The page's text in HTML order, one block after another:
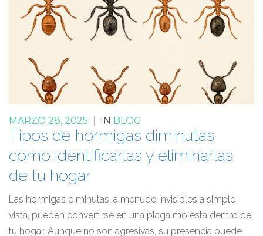
MARZO 28, 2025 IN BLOG
Tipos de hormigas diminutas
cómo identificarlas y eliminarlas
de tu hogar
Las hormigas diminutas, a menudo invisibles a simple
vista, pueden convertirse en una plaga molesta dentro de
tu hogar. Aunque no son agresivas, su presencia puede